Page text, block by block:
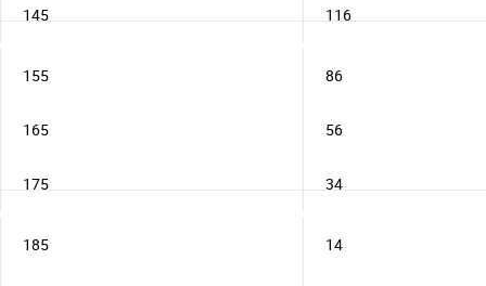
145 116
155 86
165 56
175 34
185 14